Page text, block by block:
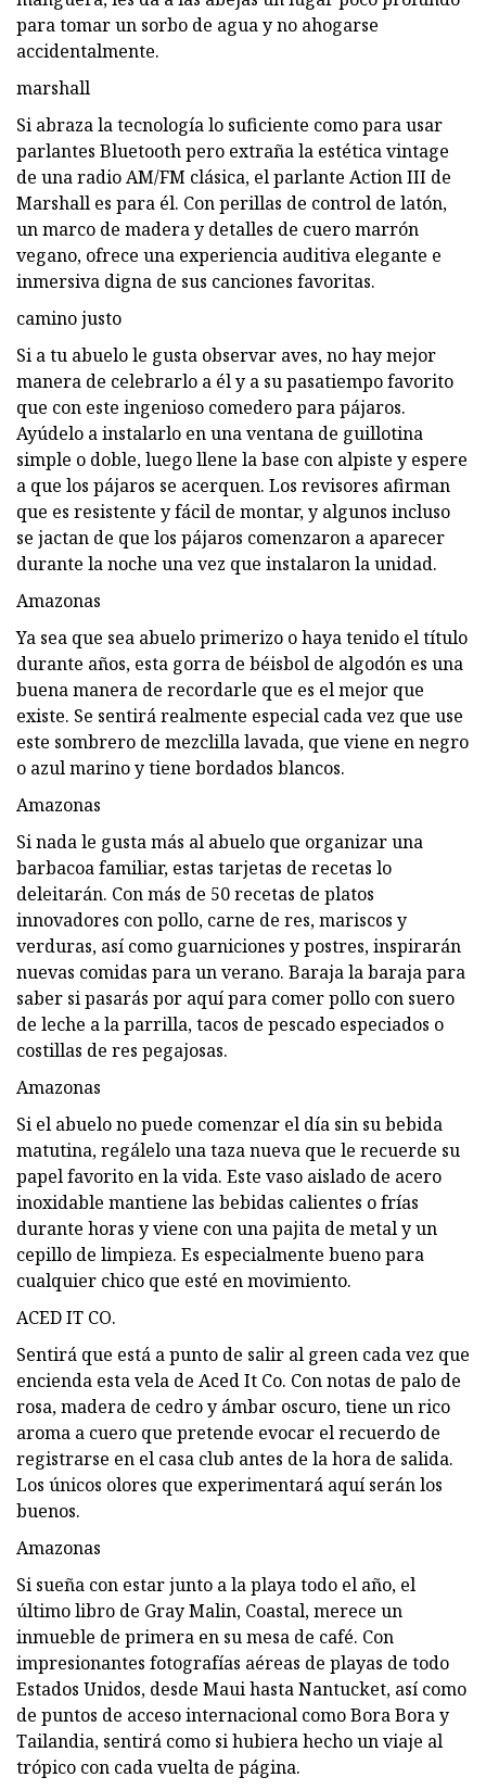
para tomar un sorbo de agua y no ahogarse
accidentalmente.
marshall
Si abraza la tecnología lo suficiente como para usar
parlantes Bluetooth pero extraña la estética vintage
de una radio AM/FM clásica, el parlante Action III de
Marshall es para él. Con perillas de control de latón,
un marco de madera y detalles de cuero marrón
vegano, ofrece una experiencia auditiva elegante e
inmersiva digna de sus canciones favoritas.
camino justo
Si a tu abuelo le gusta observar aves, no hay mejor
manera de celebrarlo a él y a su pasatiempo favorito
que con este ingenioso comedero para pájaros.
Ayúdelo a instalarlo en una ventana de guillotina
simple o doble, luego llene la base con alpiste y espere
a que los pájaros se acerquen. Los revisores afirman
que es resistente y fácil de montar, y algunos incluso
se jactan de que los pájaros comenzaron a aparecer
durante la noche una vez que instalaron la unidad.
Amazonas
Ya sea que sea abuelo primerizo o haya tenido el título
durante años, esta gorra de béisbol de algodón es una
buena manera de recordarle que es el mejor que
existe. Se sentirá realmente especial cada vez que use
este sombrero de mezclilla lavada, que viene en negro
o azul marino y tiene bordados blancos.
Amazonas
Si nada le gusta más al abuelo que organizar una
barbacoa familiar, estas tarjetas de recetas lo
deleitarán. Con más de 50 recetas de platos
innovadores con pollo, carne de res, mariscos y
verduras, así como guarniciones y postres, inspirarán
nuevas comidas para un verano. Baraja la baraja para
saber si pasarás por aquí para comer pollo con suero
de leche a la parrilla, tacos de pescado especiados o
costillas de res pegajosas.
Amazonas
Si el abuelo no puede comenzar el día sin su bebida
matutina, regálelo una taza nueva que le recuerde su
papel favorito en la vida. Este vaso aislado de acero
inoxidable mantiene las bebidas calientes o frías
durante horas y viene con una pajita de metal y un
cepillo de limpieza. Es especialmente bueno para
cualquier chico que esté en movimiento.
ACED IT CO.
Sentirá que está a punto de salir al green cada vez que
encienda esta vela de Aced It Co. Con notas de palo de
rosa, madera de cedro y ámbar oscuro, tiene un rico
aroma a cuero que pretende evocar el recuerdo de
registrarse en el casa club antes de la hora de salida.
Los únicos olores que experimentará aquí serán los
buenos.
Amazonas
Si sueña con estar junto a la playa todo el año, el
último libro de Gray Malin, Coastal, merece un
inmueble de primera en su mesa de café. Con
impresionantes fotografías aéreas de playas de todo
Estados Unidos, desde Maui hasta Nantucket, así como
de puntos de acceso internacional como Bora Bora y
Tailandia, sentirá como si hubiera hecho un viaje al
trópico con cada vuelta de página.